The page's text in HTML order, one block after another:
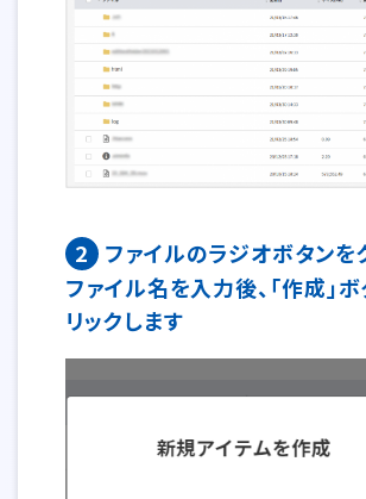
2
ファイルのラジオボタンを
ファイル名を入力後、「作成」
リックします